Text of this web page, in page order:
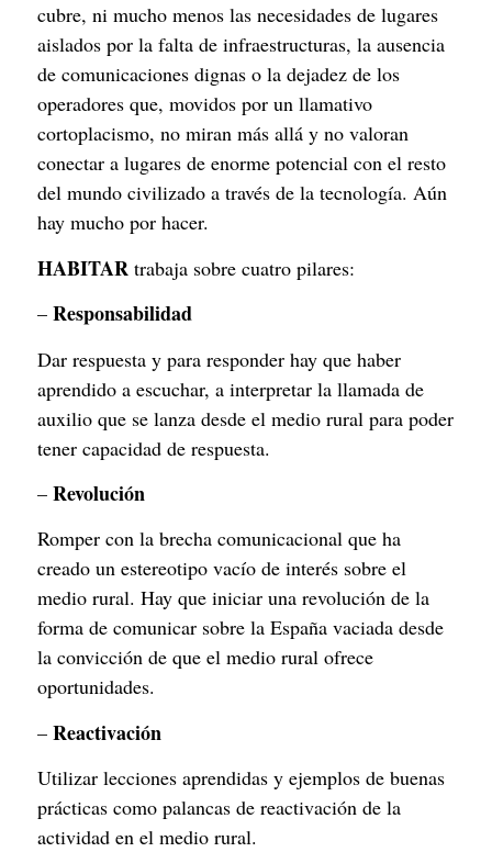
cubre, ni mucho menos las necesidades de lugares
aislados por la falta de infraestructuras, la ausencia
de comunicaciones dignas o la dejadez de los
operadores que, movidos por un llamativo
cortoplacismo, no miran más allá y no valoran
conectar a lugares de enorme potencial con el resto
del mundo civilizado a través de la tecnología. Aún
hay mucho por hacer.
HABITAR trabaja sobre cuatro pilares:
– Responsabilidad
Dar respuesta y para responder hay que haber
aprendido a escuchar, a interpretar la llamada de
auxilio que se lanza desde el medio rural para poder
tener capacidad de respuesta.
– Revolución
Romper con la brecha comunicacional que ha
creado un estereotipo vacío de interés sobre el
medio rural. Hay que iniciar una revolución de la
forma de comunicar sobre la España vaciada desde
la convicción de que el medio rural ofrece
oportunidades.
– Reactivación
Utilizar lecciones aprendidas y ejemplos de buenas
prácticas como palancas de reactivación de la
actividad en el medio rural.